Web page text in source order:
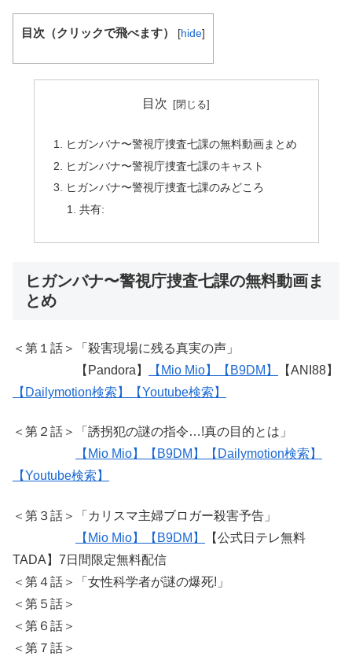
目次（クリックで飛べます） [hide]
目次
ヒガンバナ〜警視庁捜査七課の無料動画まとめ
ヒガンバナ〜警視庁捜査七課のキャスト
ヒガンバナ〜警視庁捜査七課のみどころ
共有:
ヒガンバナ〜警視庁捜査七課の無料動画ま
とめ
＜第１話＞「殺害現場に残る真実の声」
【Pandora】
【Mio Mio】 【B9DM】
【ANI88】
【Dailymotion検索】
【Youtube検索】
＜第２話＞「誘拐犯の謎の指令…!真の目的とは」
【Mio Mio】
【B9DM】
【Dailymotion検索】
【Youtube検索】
＜第３話＞「カリスマ主婦ブロガー殺害予告」
【Mio Mio】
【B9DM】
【公式日テレ無料
TADA】7日間限定無料配信
＜第４話＞「女性科学者が謎の爆死!」
＜第５話＞
＜第６話＞
＜第７話＞